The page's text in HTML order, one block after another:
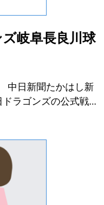
岐阜長良川球
中日新聞たかはし新
ラゴンズの公式戦...